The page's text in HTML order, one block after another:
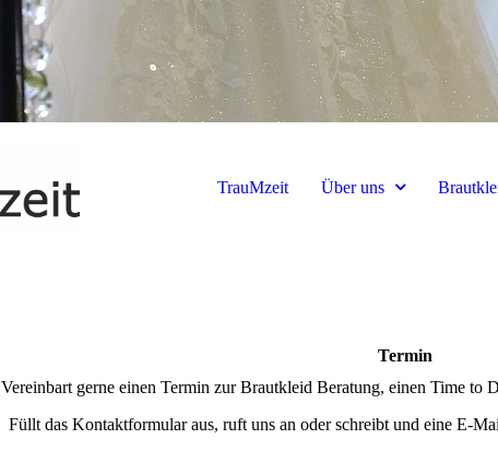
TrauMzeit Über uns
Termin
Vereinbart gerne einen Termin zur Brautkleid Beratung, einen Time to
Füllt das Kontaktformular aus, ruft uns an oder schreibt und eine E-